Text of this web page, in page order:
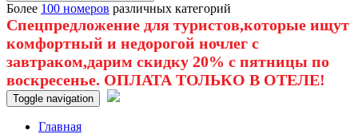
Более 100 номеров различных категорий
Спецпредложение для туристов,которые ищут
комфортный и недорогой ночлег с
завтраком,дарим скидку 20% с пятницы по
воскресенье. ОПЛАТА ТОЛЬКО В ОТЕЛЕ!
Toggle navigation
Главная